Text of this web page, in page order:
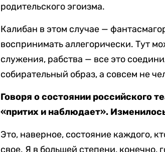
родительского эгоизма.
Калибан в этом случае —
воспринимать аллегорически. Тут
служения, рабства — все это
собирательный образ, а совсем не
Говоря о состоянии российского
«притих и наблюдает».
Это, наверное, состояние каждого,
свое. Я в большей степени, конечно,